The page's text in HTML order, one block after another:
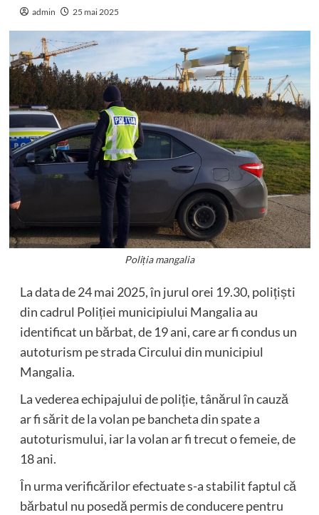
admin 25 mai 2025
Poliția mangalia
La data de 24 mai 2025, în jurul orei 19.30, polițiști
din cadrul Poliției municipiului Mangalia au
identificat un bărbat, de 19 ani, care ar fi condus un
autoturism pe strada Circului din municipiul
Mangalia.
La vederea echipajului de poliție, tânărul în cauză
ar fi sărit de la volan pe bancheta din spate a
autoturismului, iar la volan ar fi trecut o femeie, de
18 ani.
În urma verificărilor efectuate s-a stabilit faptul că
bărbatul nu posedă permis de conducere pentru